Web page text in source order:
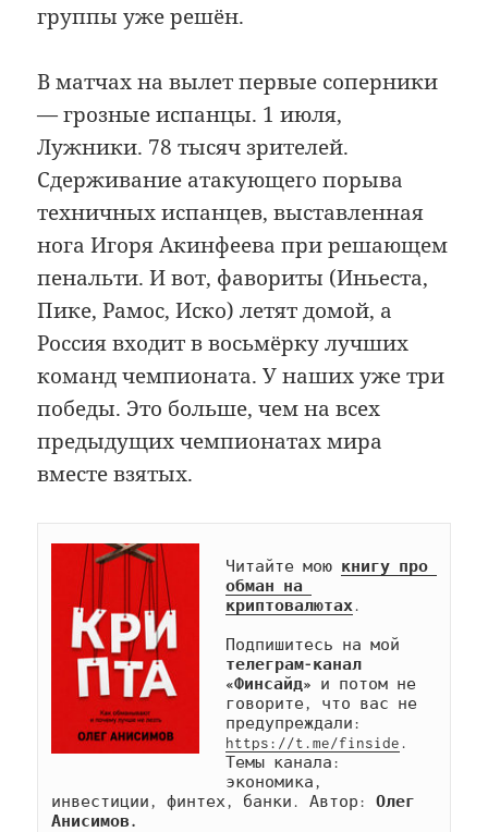
группы уже решён.
В матчах на вылет первые соперники
— грозные испанцы. 1 июля,
Лужники. 78 тысяч зрителей.
Сдерживание атакующего порыва
техничных испанцев, выставленная
нога Игоря Акинфеева при решающем
пенальти. И вот, фавориты (Иньеста,
Пике, Рамос, Иско) летят домой, а
Россия входит в восьмёрку лучших
команд чемпионата. У наших уже три
победы. Это больше, чем на всех
предыдущих чемпионатах мира
вместе взятых.
Читайте мою книгу про
обман на
криптовалютах.
телеграм-канал
«Финсайд» и потом не
говорите, что вас не
https://t.me/finside.
Темы канала:
экономика,
инвестиции, финтех, банки. Автор: Олег
Анисимов.